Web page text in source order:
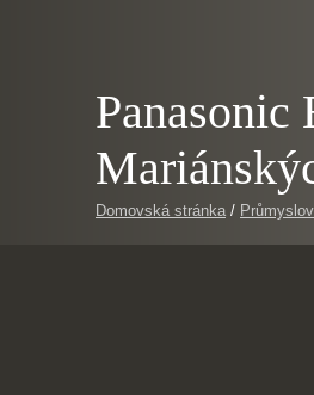
Panasonic
Domovská stránka /